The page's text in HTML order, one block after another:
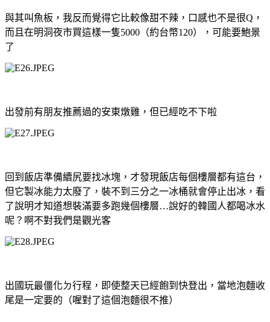
與其叫魚板，我反而覺得它比較像甜不辣，口感也不是很Q ，
而且在明洞夜市買這樣一隻5000 （約台幣120），可能要鮑景
了
出發前有朋友推薦過的安東燉雞，但已經吃不下啦
回到飯店準備續尻要找冰塊，才發現飯店每個樓層都有這台，
但它製冰能力太廢了，裝不到三分之一冰桶就會停止出冰，看
了說明才知道想裝滿要多跑幾個樓層…說好的韓國人都喝冰水
呢？啊不對我們是觀光客
出國玩最僵化ㄉ行程，即使整天已經飽到快登出，當地泡麵收
尾是一定要的（喔對了這個泡麵很不推）